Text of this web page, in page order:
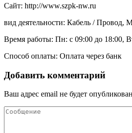
Сайт: http://www.szpk-nw.ru
вид деятельности: Кабель / Провод,
Время работы: Пн: с 09:00 до 18:00,
Способ оплаты: Оплата через банк
Добавить комментарий
Ваш адрес email не будет